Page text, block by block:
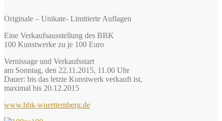
Originale – Unikate- Limitierte Auflagen
Eine Verkaufsausstellung des BBK
100 Kunstwerke zu je 100 Euro
Vernissage und Verkaufsstart
am Sonntag, den 22.11.2015, 11.00 Uhr
Dauer: bis das letzte Kunstwerk verkauft ist,
maximal bis 20.12.2015
www.bbk-wuerttemberg.de